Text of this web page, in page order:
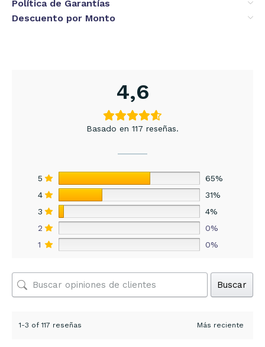
Política de Garantías
Descuento por Monto
4,6
Basado en 117 reseñas.
5
65%
4
31%
3
4%
2
0%
1
0%
Buscar
1-3 of 117 reseñas